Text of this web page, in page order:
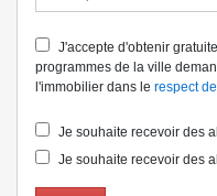
J'accepte d'obtenir
programmes de la ville
l'immobilier dans le respect
Je souhaite recevoir des
Je souhaite recevoir des